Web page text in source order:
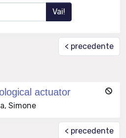
< precedente
actuator
Simone
< precedente